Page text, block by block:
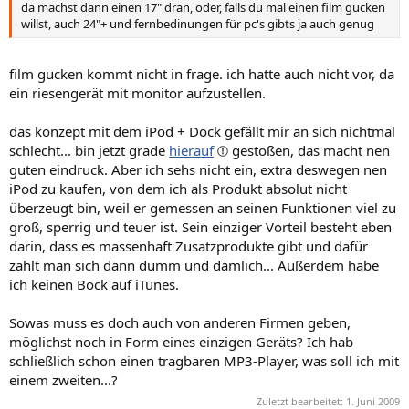
da machst dann einen 17" dran, oder, falls du mal einen film gucken
willst, auch 24"+ und fernbedinungen für pc's gibts ja auch genug
film gucken kommt nicht in frage. ich hatte auch nicht vor, da
ein riesengerät mit monitor aufzustellen.
das konzept mit dem iPod + Dock gefällt mir an sich nichtmal
schlecht... bin jetzt grade hierauf
gestoßen, das macht nen
guten eindruck. Aber ich sehs nicht ein, extra deswegen nen
iPod zu kaufen, von dem ich als Produkt absolut nicht
überzeugt bin, weil er gemessen an seinen Funktionen viel zu
groß, sperrig und teuer ist. Sein einziger Vorteil besteht eben
darin, dass es massenhaft Zusatzprodukte gibt und dafür
zahlt man sich dann dumm und dämlich... Außerdem habe
ich keinen Bock auf iTunes.
Sowas muss es doch auch von anderen Firmen geben,
möglichst noch in Form eines einzigen Geräts? Ich hab
schließlich schon einen tragbaren MP3-Player, was soll ich mit
einem zweiten...?
Zuletzt bearbeitet: 1. Juni 2009